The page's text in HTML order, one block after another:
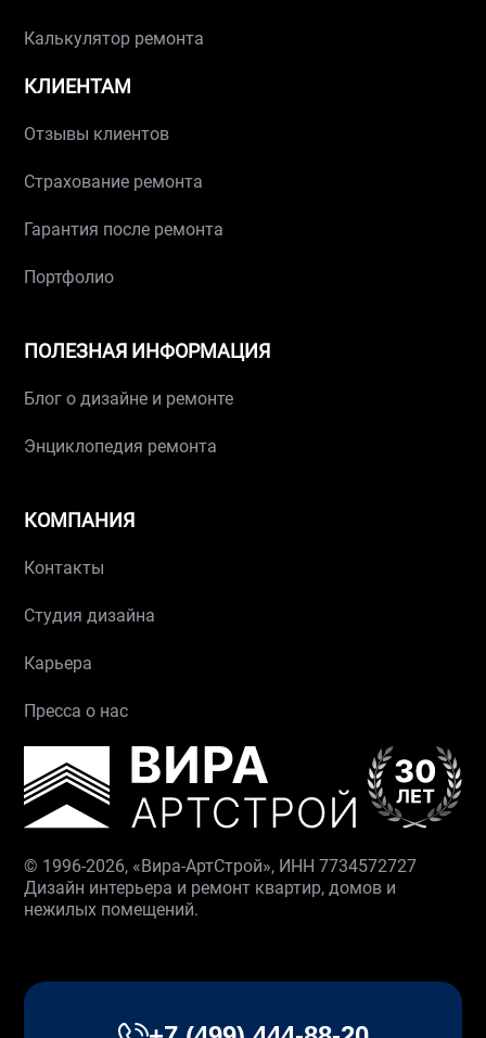
Калькулятор ремонта
КЛИЕНТАМ
Отзывы клиентов
Страхование ремонта
Гарантия после ремонта
Портфолио
ПОЛЕЗНАЯ ИНФОРМАЦИЯ
Блог о дизайне и ремонте
Энциклопедия ремонта
КОМПАНИЯ
Контакты
Студия дизайна
Карьера
Пресса о нас
© 1996-2026, «Вира-АртСтрой», ИНН 7734572727
Дизайн интерьера и ремонт квартир, домов и
нежилых помещений.